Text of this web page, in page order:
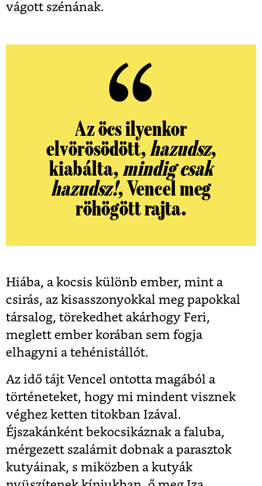
vágott szénának.
Az öcs ilyenkor
elvörösödött,hazudsz,
kiabálta, mindig csak
hazudsz!, Vencel meg
röhögött rajta.
Hiába, a kocsis különb ember, mint a
csirás, az kisasszonyokkal meg papokkal
társalog, törekedhet akárhogy Feri,
meglett ember korában sem fogja
elhagyni a tehénistállót.
Az idő tájt Vencel ontotta magából a
történeteket, hogy mi mindent visznek
véghez ketten titokban Izával.
Éjszakánként bekocsikáznak a faluba,
mérgezett szalámit dobnak a parasztok
kutyáinak, s miközben a kutyák